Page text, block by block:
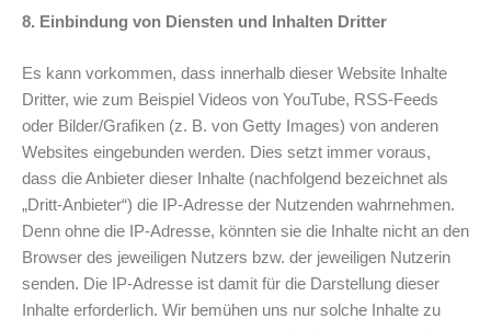
8. Einbindung von Diensten und Inhalten Dritter
Es kann vorkommen, dass innerhalb dieser Website Inhalte
Dritter, wie zum Beispiel Videos von YouTube, RSS-Feeds
oder Bilder/Grafiken (z. B. von Getty Images) von anderen
Websites eingebunden werden. Dies setzt immer voraus,
dass die Anbieter dieser Inhalte (nachfolgend bezeichnet als
„Dritt-Anbieter“) die IP-Adresse der Nutzenden wahrnehmen.
Denn ohne die IP-Adresse, könnten sie die Inhalte nicht an den
Browser des jeweiligen Nutzers bzw. der jeweiligen Nutzerin
senden. Die IP-Adresse ist damit für die Darstellung dieser
Inhalte erforderlich. Wir bemühen uns nur solche Inhalte zu